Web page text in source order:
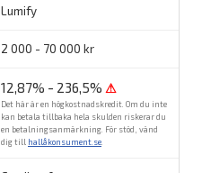
Lumify
2 000 - 70 000 kr
12,87% - 236,5% ⚠
Det här är en högkostnadskredit. Om du inte
kan betala tillbaka hela skulden riskerar du
en betalningsanmärkning. För stöd, vänd
dig till hallåkonsument.se